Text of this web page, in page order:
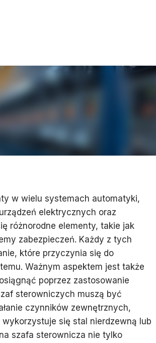
w wielu systemach automatyki,
elektrycznych oraz
różnorodne elementy, takie jak
zabezpieczeń. Każdy z tych
które przyczynia się do
Ważnym aspektem jest także
poprzez zastosowanie
sterowniczych muszą być
czynników zewnętrznych,
się stal nierdzewną lub
szafa sterownicza nie tylko